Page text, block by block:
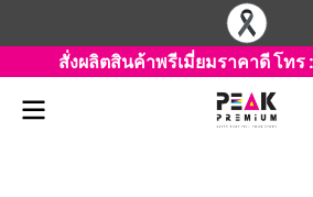
สั่งผลิตสินค้าพรีเมี่ยมราคาดี โทร :